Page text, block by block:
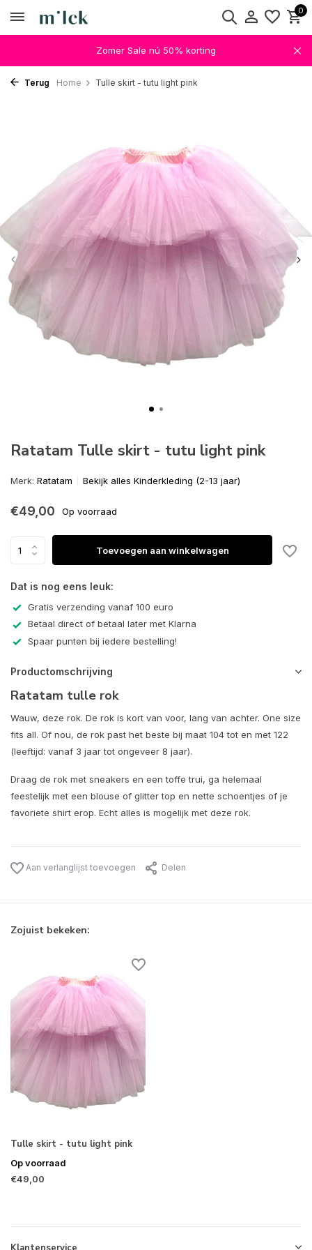
0
Zomer Sale nú 50% korting
Terug Home Tulle skirt - tutu light pink
Ratatam Tulle skirt - tutu light pink
Merk: Ratatam Bekijk alles Kinderkleding (2-13 jaar)
€49,00 Op voorraad
Toevoegen aan winkelwagen
Dat is nog eens leuk:
Gratis verzending vanaf 100 euro
Betaal direct of betaal later met Klarna
Spaar punten bij iedere bestelling!
Productomschrijving
Ratatam tulle rok
Wauw, deze rok. De rok is kort van voor, lang van achter. One size
fits all. Of nou, de rok past het beste bij maat 104 tot en met 122
(leeftijd: vanaf 3 jaar tot ongeveer 8 jaar).
Draag de rok met sneakers en een toffe trui, ga helemaal
feestelijk met een blouse of glitter top en nette schoentjes of je
favoriete shirt erop. Echt alles is mogelijk met deze rok.
Aan verlanglijst toevoegen Delen
Zojuist bekeken:
Tulle skirt - tutu light pink
Op voorraad
€49,00